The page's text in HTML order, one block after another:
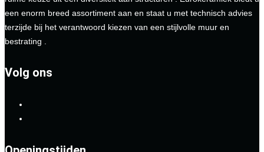
een enorm breed assortiment aan en staat u met technisch advies
terzijde bij het verantwoord kiezen van een stijlvolle muur en
bestrating .
Volg ons